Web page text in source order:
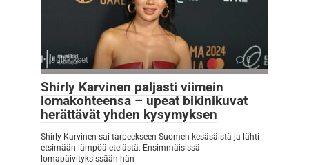
Julkkikset 0
Shirly Karvinen paljasti viimein
lomakohteensa – upeat bikinikuvat
herättävät yhden kysymyksen
Shirly Karvinen sai tarpeekseen Suomen kesäsäistä ja lähti
etsimään lämpöä etelästä. Ensimmäisissä
lomapäivityksissään hän